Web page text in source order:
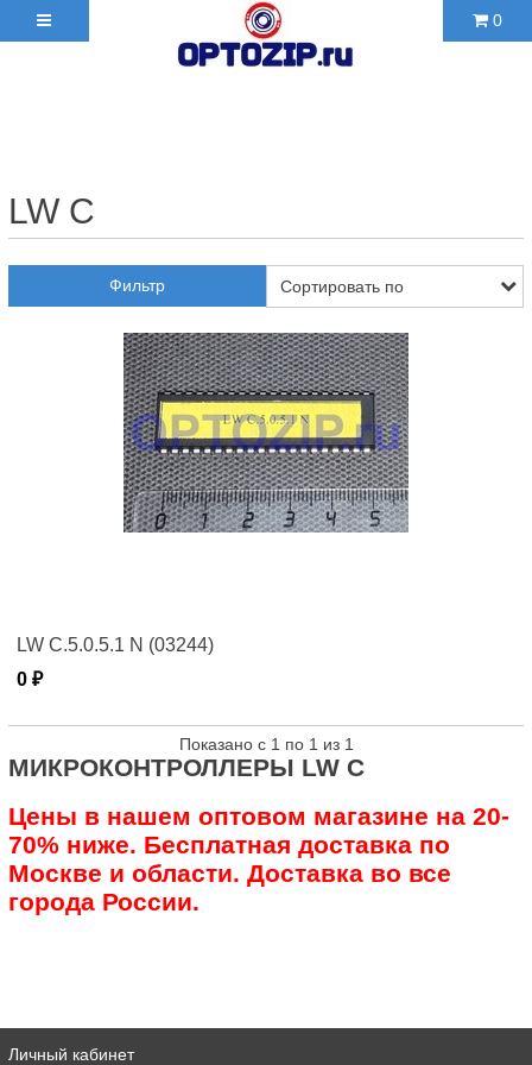
0
LW C
Фильтр
LW C.5.0.5.1 N (03244)
0 ₽
Показано с 1 по 1 из 1
МИКРОКОНТРОЛЛЕРЫ LW C
Цены в нашем оптовом магазине на 20-
70% ниже. Бесплатная доставка по
Москве и области. Доставка во все
города России.
Личный кабинет